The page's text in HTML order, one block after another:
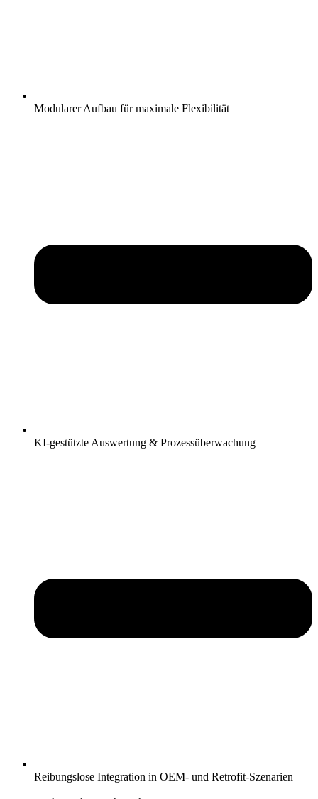
Modularer Aufbau für maximale Flexibilität
KI-gestützte Auswertung & Prozessüberwachung
Reibungslose Integration in OEM- und Retrofit-Szenarien